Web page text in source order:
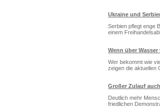
Ukraine und
Serbien pflegt enge
einem
Wenn über
Wer bekommt wie
zeigen die aktuellen
Großer Zulauf
Deutlich mehr
friedlichen